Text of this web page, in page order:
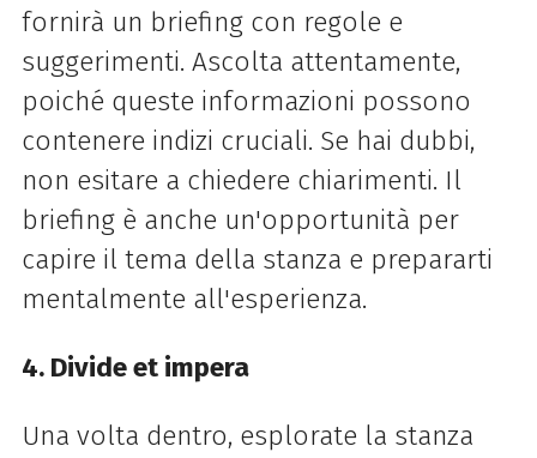
fornirà un briefing con regole e
suggerimenti. Ascolta attentamente,
poiché queste informazioni possono
contenere indizi cruciali. Se hai dubbi,
non esitare a chiedere chiarimenti. Il
briefing è anche un'opportunità per
capire il tema della stanza e prepararti
mentalmente all'esperienza.
4. Divide et impera
Una volta dentro, esplorate la stanza